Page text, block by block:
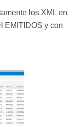
los XML en
EMITIDOS y con